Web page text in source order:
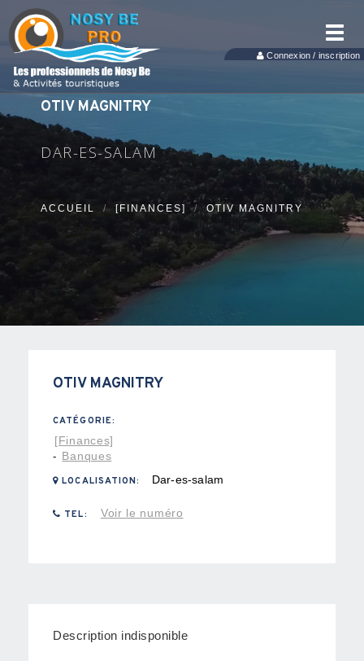
Connexion / inscription
OTIV MAGNITRY
DAR-ES-SALAM
ACCUEIL [FINANCES] OTIV MAGNITRY
OTIV MAGNITRY
CATÉGORIE:
[Finances]
- Banques
LOCALISATION: Dar-es-salam
TEL: Voir le numéro
Description indisponible